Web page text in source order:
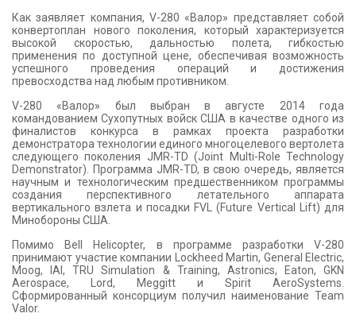
Как заявляет компания, V-280 «Валор» представляет собой
конвертоплан нового поколения, который характеризуется
высокой скоростью, дальностью полета, гибкостью
применения по доступной цене, обеспечивая возможность
успешного проведения операций и достижения
превосходства над любым противником.
V-280 «Валор» был выбран в августе 2014 года
командованием Сухопутных войск США в качестве одного из
финалистов конкурса в рамках проекта разработки
демонстратора технологии единого многоцелевого вертолета
следующего поколения JMR-TD (Joint Multi-Role Technology
Demonstrator). Программа JMR-TD, в свою очередь, является
научным и технологическим предшественником программы
создания перспективного летательного аппарата
вертикального взлета и посадки FVL (Future Vertical Lift) для
Минобороны США.
Помимо Bell Helicopter, в программе разработки V-280
принимают участие компании Lockheed Martin, General Electric,
Moog, IAI, TRU Simulation & Training, Astronics, Eaton, GKN
Aerospace, Lord, Meggitt и Spirit AeroSystems.
Сформированный консорциум получил наименование Team
Valor.